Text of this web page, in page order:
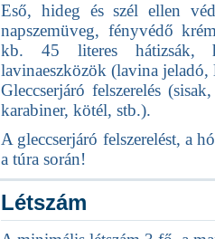
Eső, hideg és szél ellen
napszemüveg, fényvédő
kb. 45 literes hátizsák,
lavinaeszközök (lavina jeladó,
Gleccserjáró felszerelés
karabiner, kötél, stb.).
A gleccserjáró felszerelést, a
a túra során!
Létszám